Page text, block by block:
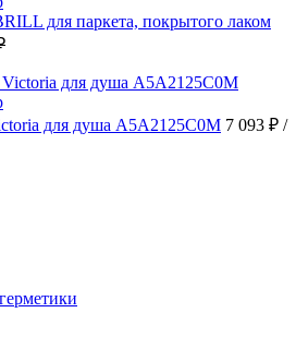
для паркета, покрытого лаком
для душа A5A2125C0M 7 093 ₽ /